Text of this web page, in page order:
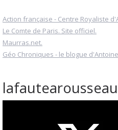
Action française - Centre Royaliste
Le Comte de Paris. Site officiel.
Maurras.net.
Géo Chroniques - le blogue